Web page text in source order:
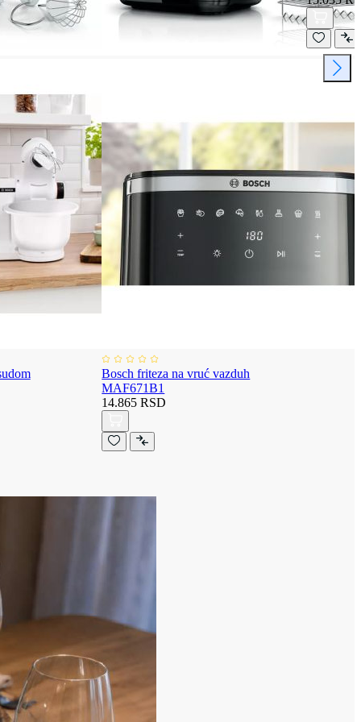
Bosch friteza na vruć vazduh
MAF671B1
14.865 RSD